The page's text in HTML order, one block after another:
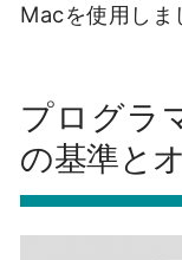
Macを使用しま
プログラ
の基準と